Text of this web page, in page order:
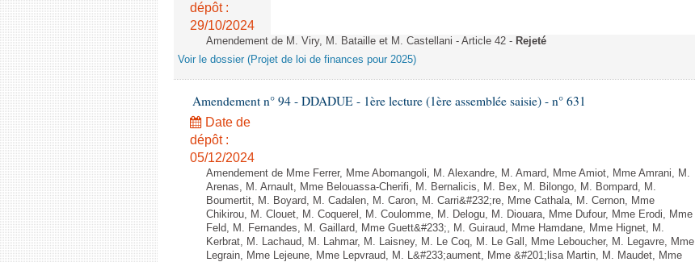
dépôt :
29/10/2024
Amendement de M. Viry, M. Bataille et M. Castellani - Article 42 - Rejeté
Voir le dossier (Projet de loi de finances pour 2025)
Amendement n° 94 - DDADUE - 1ère lecture (1ère assemblée saisie) - n° 631
Date de
dépôt :
05/12/2024
Amendement de Mme Ferrer, Mme Abomangoli, M. Alexandre, M. Amard, Mme Amiot, Mme Amrani, M.
Arenas, M. Arnault, Mme Belouassa-Cherifi, M. Bernalicis, M. Bex, M. Bilongo, M. Bompard, M.
Boumertit, M. Boyard, M. Cadalen, M. Caron, M. Carri&#232;re, Mme Cathala, M. Cernon, Mme
Chikirou, M. Clouet, M. Coquerel, M. Coulomme, M. Delogu, M. Diouara, Mme Dufour, Mme Erodi, Mme
Feld, M. Fernandes, M. Gaillard, Mme Guett&#233;, M. Guiraud, Mme Hamdane, Mme Hignet, M.
Kerbrat, M. Lachaud, M. Lahmar, M. Laisney, M. Le Coq, M. Le Gall, Mme Leboucher, M. Legavre, Mme
Legrain, Mme Lejeune, Mme Lepvraud, M. L&#233;aument, Mme &#201;lisa Martin, M. Maudet, Mme